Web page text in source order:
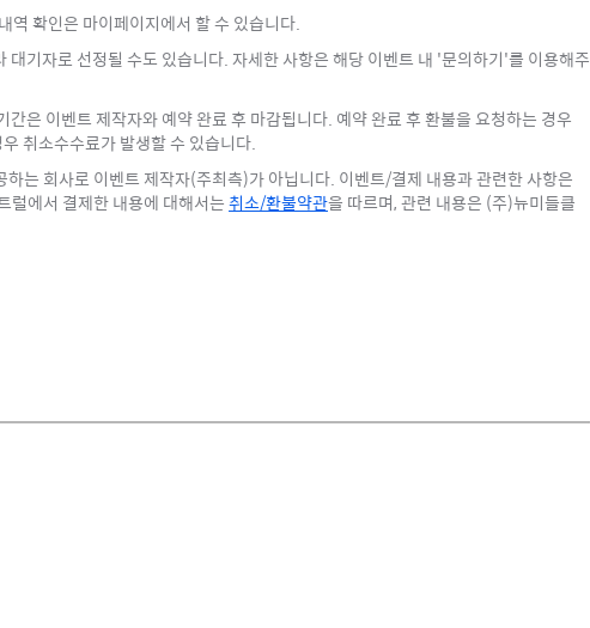
역 확인은 마이페이지에서 할 수 있습니다.
대기자로 선정될 수도 있습니다. 자세한 사항은 해당 이벤트 내 '문의하기'를 이용해주
은 이벤트 제작자와 예약 완료 후 마감됩니다. 예약 완료 후 환불을 요청하는 경우
취소수수료가 발생할 수 있습니다.
는 회사로 이벤트 제작자(주최측)가 아닙니다. 이벤트/결제 내용과 관련한 사항은
럴에서 결제한 내용에 대해서는취소/환불약관을 따르며, 관련 내용은 (주)뉴미들클